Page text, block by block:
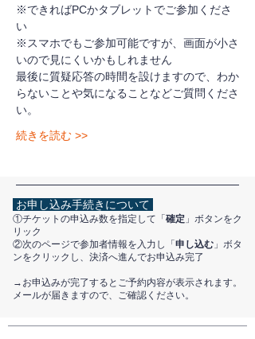
※できればPCかタブレットでご参加くださ
い
※スマホでもご参加可能ですが、画面が小さ
いので見にくいかもしれません
最後に質疑応答の時間を設けますので、わか
らないことや気になることなどご質問くださ
い。
続きを読む >>
お申し込み手続きについて
①チケットの申込み数を指定して「 確定 」ボタンをク
リック
②次のページで参加者情報を入力し「 申し込む 」ボタ
ンをクリックし、決済へ進んでお申込み完了
​→お申込みが完了するとご予約内容が表示されます。
メールが届きますので、ご確認ください。